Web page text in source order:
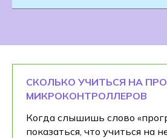
СКОЛЬКО УЧИТЬСЯ НА
МИКРОКОНТРОЛЛЕРОВ
Когда слышишь слово
показаться, что учиться на